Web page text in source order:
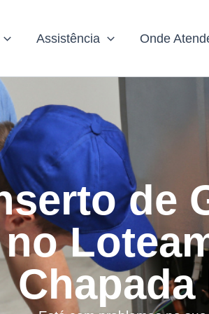
Assistência Onde
de
no
Chapada